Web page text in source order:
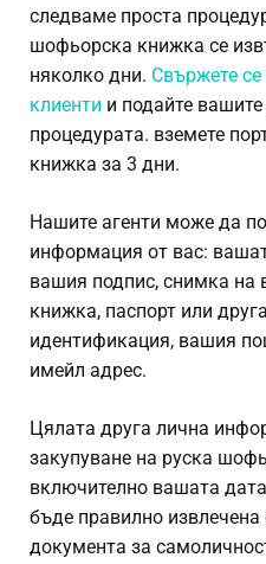
следваме проста
шофьорска книжка се
няколко дни. Свържете
клиенти и подайте
процедурата. вземете
книжка за 3 дни.
Нашите агенти може да
информация от вас:
вашия подпис, снимка
книжка, паспорт или
идентификация, вашия
имейл адрес.
Цялата друга лична
закупуване на руска
включително вашата
бъде правилно
документа за